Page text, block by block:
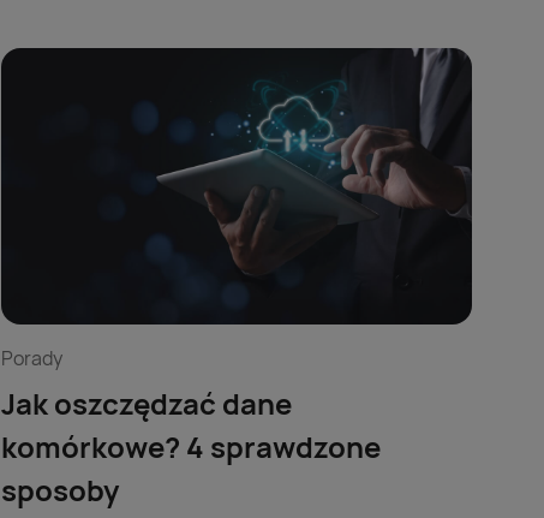
Porady
Jak oszczędzać dane
komórkowe? 4 sprawdzone
sposoby